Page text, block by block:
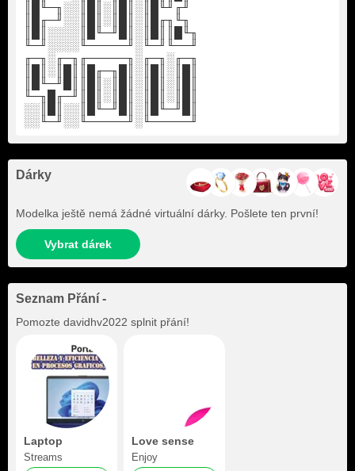
║█╙─╖░░║█║░║█║░║█╙╜╓╜
║█╓─╜░░║█║░║█║░║█╓╖╙╖
║█║░░░░║█╙─╜█║░║█║║█╙╖
╙─╜░░░░╙─────╜░╙─╜╙──╜
╓─╖░╓─╖╓─────╖░╓─╖░╓─╖
║█║░║█║║█╓─╖█║░║█║░║█║
║█╙─╜█║║█║░║█║░║█║░║█║
╙─╖█╓─╜║█║░║█║░║█║░║█║
░░║█║░░║█╙─╜█║░║█╙─╜█║
░░╙─╜░░╙─────╜░╙─────╜
Dárky
Modelka ještě nemá žádné virtuální dárky. Pošlete ten první!
Vybrat dárek
Seznam Přání -
Pomozte davidhv2022 splnit přání!
Laptop
Streams
Love sense
Enjoy